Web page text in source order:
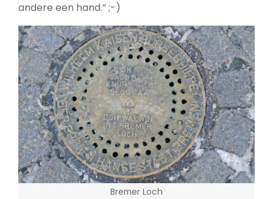
andere een hand.” ;-)
Bremer Loch